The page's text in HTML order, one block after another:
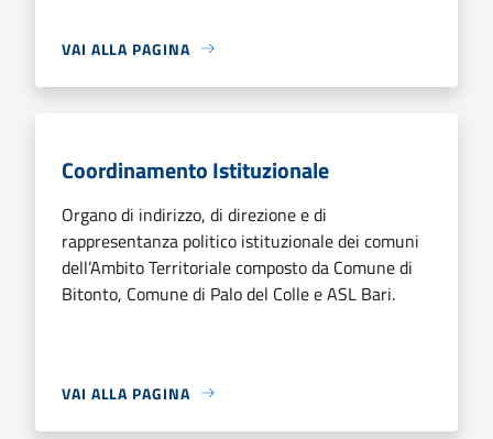
VAI ALLA PAGINA
Coordinamento Istituzionale
Organo di indirizzo, di direzione e di
rappresentanza politico istituzionale dei comuni
dell’Ambito Territoriale composto da Comune di
Bitonto, Comune di Palo del Colle e ASL Bari.
VAI ALLA PAGINA